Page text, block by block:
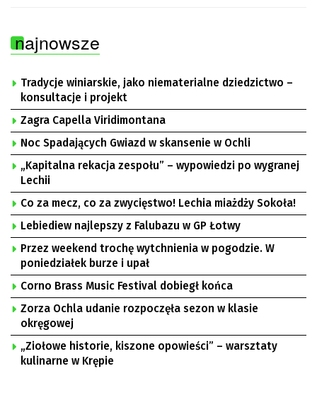
najnowsze
Tradycje winiarskie, jako niematerialne dziedzictwo –
konsultacje i projekt
Zagra Capella Viridimontana
Noc Spadających Gwiazd w skansenie w Ochli
„Kapitalna rekacja zespołu” – wypowiedzi po wygranej
Lechii
Co za mecz, co za zwycięstwo! Lechia miażdży Sokoła!
Lebiediew najlepszy z Falubazu w GP Łotwy
Przez weekend trochę wytchnienia w pogodzie. W
poniedziałek burze i upał
Corno Brass Music Festival dobiegł końca
Zorza Ochla udanie rozpoczęła sezon w klasie
okręgowej
„Ziołowe historie, kiszone opowieści” – warsztaty
kulinarne w Krępie